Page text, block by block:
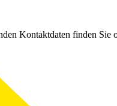
Kontaktdaten finden Sie